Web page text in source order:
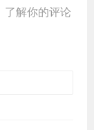
了解你的评论